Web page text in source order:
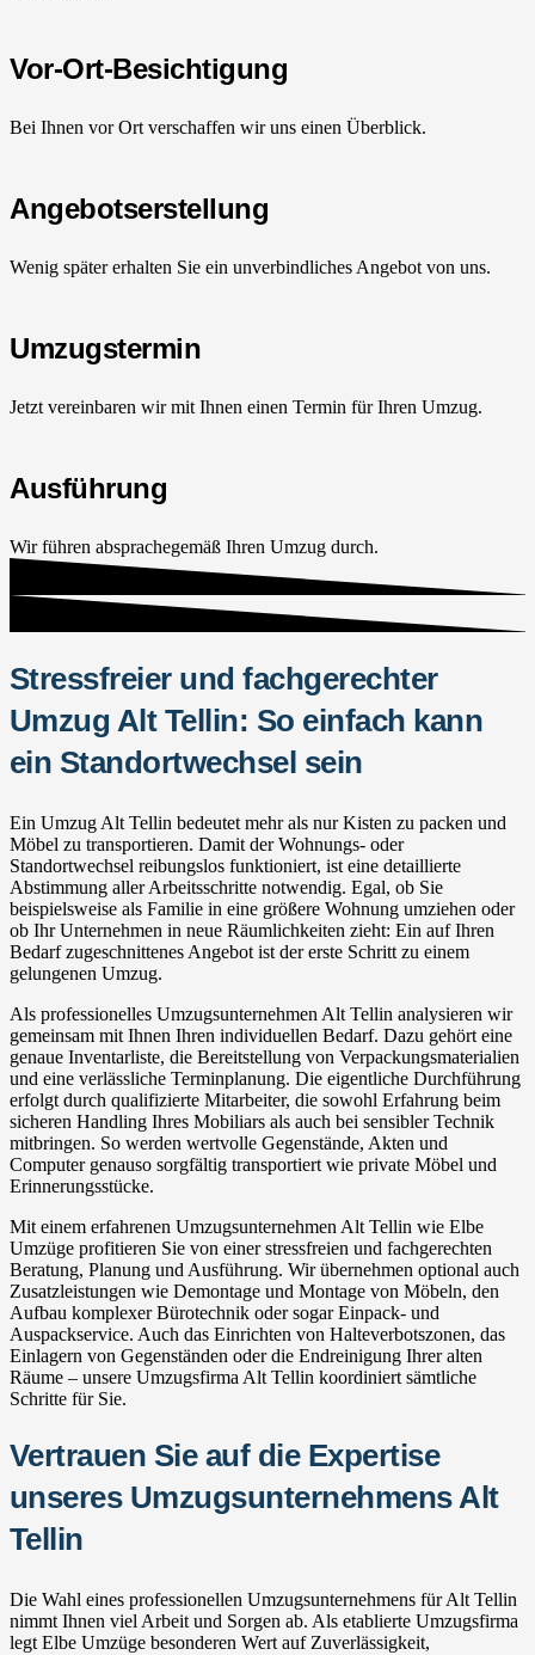
Vor-Ort-Besichtigung
Bei Ihnen vor Ort verschaffen wir uns einen Überblick.
Angebotserstellung
Wenig später erhalten Sie ein unverbindliches Angebot von uns.
Umzugstermin
Jetzt vereinbaren wir mit Ihnen einen Termin für Ihren Umzug.
Ausführung
Wir führen absprachegemäß Ihren Umzug durch.
Stressfreier und fachgerechter
Umzug Alt Tellin: So einfach kann
ein Standortwechsel sein
Ein Umzug Alt Tellin bedeutet mehr als nur Kisten zu packen und
Möbel zu transportieren. Damit der Wohnungs- oder
Standortwechsel reibungslos funktioniert, ist eine detaillierte
Abstimmung aller Arbeitsschritte notwendig. Egal, ob Sie
beispielsweise als Familie in eine größere Wohnung umziehen oder
ob Ihr Unternehmen in neue Räumlichkeiten zieht: Ein auf Ihren
Bedarf zugeschnittenes Angebot ist der erste Schritt zu einem
gelungenen Umzug.
Als professionelles Umzugsunternehmen Alt Tellin analysieren wir
gemeinsam mit Ihnen Ihren individuellen Bedarf. Dazu gehört eine
genaue Inventarliste, die Bereitstellung von Verpackungsmaterialien
und eine verlässliche Terminplanung. Die eigentliche Durchführung
erfolgt durch qualifizierte Mitarbeiter, die sowohl Erfahrung beim
sicheren Handling Ihres Mobiliars als auch bei sensibler Technik
mitbringen. So werden wertvolle Gegenstände, Akten und
Computer genauso sorgfältig transportiert wie private Möbel und
Erinnerungsstücke.
Mit einem erfahrenen Umzugsunternehmen Alt Tellin wie Elbe
Umzüge profitieren Sie von einer stressfreien und fachgerechten
Beratung, Planung und Ausführung. Wir übernehmen optional auch
Zusatzleistungen wie Demontage und Montage von Möbeln, den
Aufbau komplexer Bürotechnik oder sogar Einpack- und
Auspackservice. Auch das Einrichten von Halteverbotszonen, das
Einlagern von Gegenständen oder die Endreinigung Ihrer alten
Räume – unsere Umzugsfirma Alt Tellin koordiniert sämtliche
Schritte für Sie.
Vertrauen Sie auf die Expertise
unseres Umzugsunternehmens Alt
Tellin
Die Wahl eines professionellen Umzugsunternehmens für Alt Tellin
nimmt Ihnen viel Arbeit und Sorgen ab. Als etablierte Umzugsfirma
legt Elbe Umzüge besonderen Wert auf Zuverlässigkeit,